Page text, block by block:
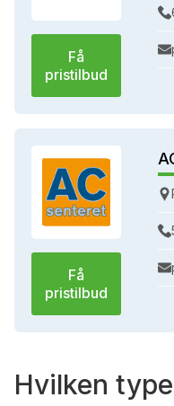
Få
pristilbud
Få
pristilbud
Hvilken